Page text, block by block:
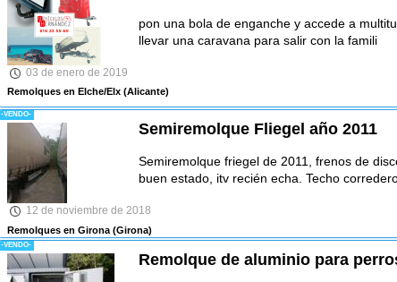
pon una bola de enganche y accede a
llevar una caravana para salir con la famili
03 de enero de 2019
Remolques en Elche/Elx(Alicante)
-VENDO-
Semiremolque Fliegel año 2011
Semiremolque friegel de 2011, frenos de
buen estado, itv recién echa. Techo
12 de noviembre de 2018
Remolques en Girona(Girona)
-VENDO-
Remolque de aluminio para